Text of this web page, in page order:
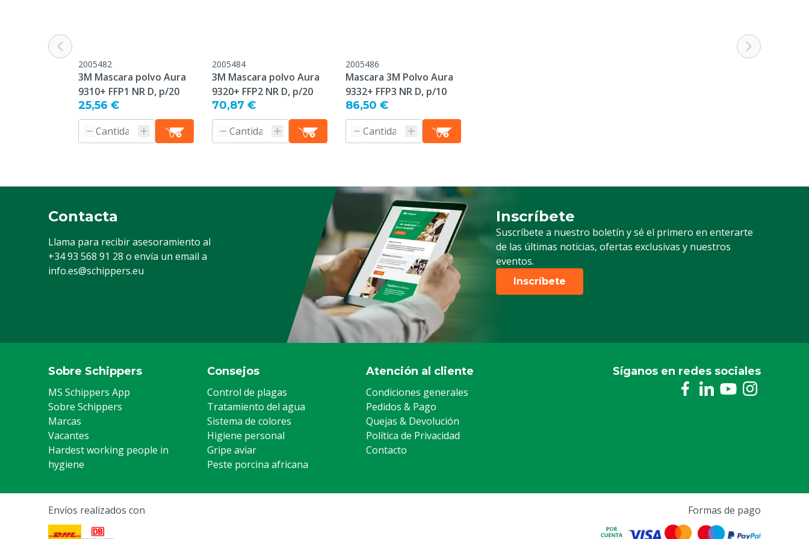
Peso
Desechable o reutilizable
Desechables
Especie animal
Ganado, Cerdos, Aves, Ovejas, Cabras,
Otro
Color
Blanca
2005482
3M Mascara polvo Aura
9310+ FFP1 NR D, p/20
25,56 €
2005484
3M Mascara polvo Aura
9320+ FFP2 NR D, p/20
70,87 €
2005486
Mascara 3M Polvo Aura
9332+ FFP3 NR D, p/10
86,50 €
Contacta
Llama para recibir asesoramiento al
+34 93 568 91 28 o envía un email a
info.es@schippers.eu
Inscríbete
Suscríbete a nuestro boletín y sé el primero en enterarte
de las últimas noticias, ofertas exclusivas y nuestros
eventos.
Suscripción a nuestro boletín
Inscríbete
Sobre Schippers
MS Schippers App
Sobre Schippers
Marcas
Vacantes
Hardest working people in
hygiene
Consejos
Control de plagas
Tratamiento del agua
Sistema de colores
Higiene personal
Gripe aviar
Peste porcina africana
Atención al cliente
Condiciones generales
Pedidos & Pago
Quejas & Devolución
Política de Privacidad
Contacto
Síganos en redes sociales
Envíos realizados con Formas de pago